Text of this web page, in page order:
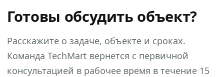
Готовы обсудить объект?
Расскажите о задаче, объекте и сроках.
Команда TechMart вернется с первичной
консультацией в рабочее время в течение 15